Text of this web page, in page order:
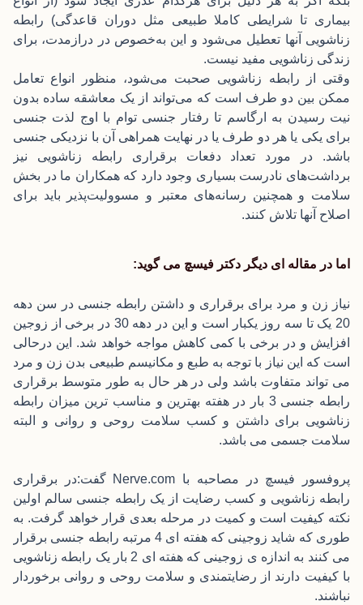
بیماری تا شرایطی کاملا طبیعی مثل دوران قاعدگی) رابطه
زناشویی آنها تعطیل می‌شود و این به‌خصوص در درازمدت، برای
زندگی زناشویی مفید نیست.
وقتی از رابطه زناشویی صحبت می‌شود، منظور انواع تعامل
ممکن بین دو طرف است که می‌تواند از یک معاشقه ساده بدون
نیت رسیدن به ارگاسم تا رفتار جنسی توام با اوج لذت جنسی
برای یکی یا هر دو طرف یا در نهایت همراهی آن با نزدیکی جنسی
باشد. در مورد تعداد دفعات برقراری رابطه زناشویی نیز
برداشت‌های نادرست بسیاری وجود دارد که همکاران ما در بخش
سلامت و همچنین رسانه‌های معتبر و مسوولیت‌پذیر باید برای
اصلاح آنها تلاش کنند.
اما در مقاله ای دیگر دکتر فیسچ می گوید:
نیاز زن و مرد برای برقراری و داشتن رابطه جنسی در سن دهه
20 یک تا سه روز یکبار است و این در دهه 30 در برخی از زوجین
افزایش و در برخی با کمی کاهش مواجه خواهد شد. این درحالی
است که این نیاز با توجه به طبع و مکانیسم طبیعی بدن زن و مرد
می تواند متفاوت باشد ولی در هر حال به طور متوسط برقراری
رابطه جنسی 3 بار در هفته بهترین و مناسب ترین میزان رابطه
زناشویی برای داشتن و کسب سلامت روحی و روانی و البته
سلامت جسمی می باشد.
پروفسور فیسچ در مصاحبه با Nerve.com گفت:در برقراری
رابطه زناشویی و کسب رضایت از یک رابطه جنسی سالم اولین
نکته کیفیت است و کمیت در مرحله بعدی قرار خواهد گرفت. به
طوری که شاید زوجینی که هفته ای 4 مرتبه رابطه جنسی برقرار
می کنند به اندازه ی زوجینی که هفته ای 2 بار یک رابطه زناشویی
با کیفیت دارند از رضایتمندی و سلامت روحی و روانی برخوردار
نباشند.